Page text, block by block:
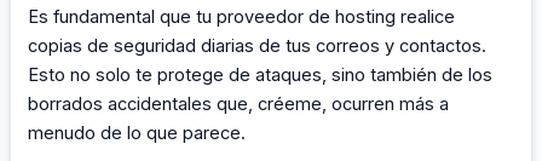
Es fundamental que tu proveedor de hosting realice
copias de seguridad diarias de tus correos y contactos.
Esto no solo te protege de ataques, sino también de los
borrados accidentales que, créeme, ocurren más a
menudo de lo que parece.